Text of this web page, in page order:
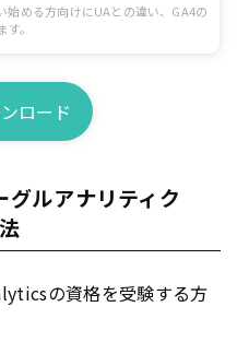
始める方向けにUAとの違い、GA4の
。
ロード
ルアナリティク
の資格を受験する方